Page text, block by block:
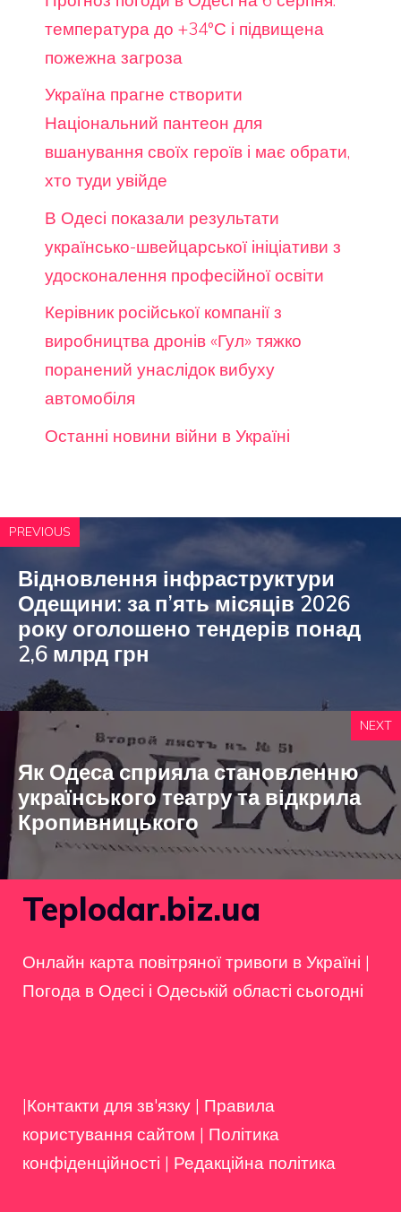
температура до +34°С і підвищена
пожежна загроза
Україна прагне створити
Національний пантеон для
вшанування своїх героїв і має обрати,
хто туди увійде
В Одесі показали результати
українсько-швейцарської ініціативи з
удосконалення професійної освіти
Керівник російської компанії з
виробництва дронів «Гул» тяжко
поранений унаслідок вибуху
автомобіля
Останні новини війни в Україні
PREVIOUS
Відновлення інфраструктури
Одещини: за п’ять місяців 2026
року оголошено тендерів понад
2,6 млрд грн
NEXT
Як Одеса сприяла становленню
українського театру та відкрила
Кропивницького
Teplodar.biz.ua
Онлайн карта повітряної тривоги в Україні |
Погода в Одесі і Одеській області сьогодні
|Контакти для зв'язку | Правила
користування сайтом | Політика
конфіденційності | Редакційна політика